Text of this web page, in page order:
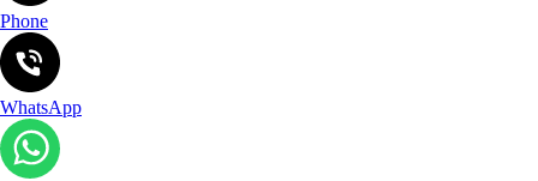
Phone
WhatsApp